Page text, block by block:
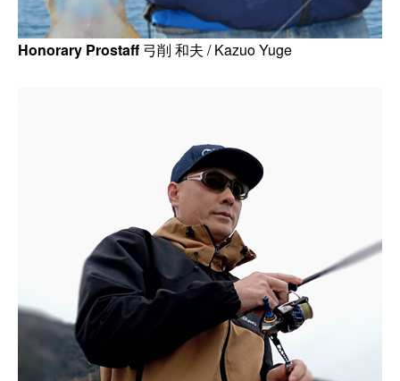
Honorary Prostaff 弓削 和夫 / Kazuo Yuge